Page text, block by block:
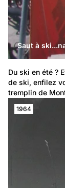
Saut à
Du ski en été ?
de ski, enfilez
tremplin de
1964